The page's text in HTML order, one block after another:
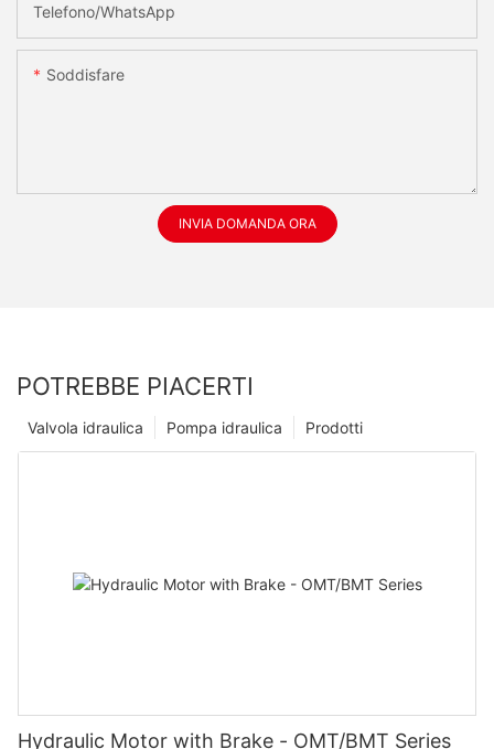
Telefono/WhatsApp
Soddisfare
INVIA DOMANDA ORA
POTREBBE PIACERTI
Prodotti
Pompa idraulica
Valvola idraulica
Hydraulic Motor with Brake - OMT/BMT Series